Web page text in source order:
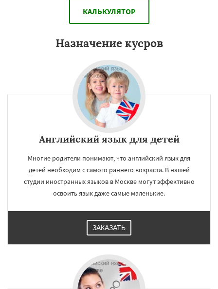
КАЛЬКУЛЯТОР
Назначение кусров
Английский язык для детей
Многие родители понимают, что английский язык для
детей необходим с самого раннего возраста. В нашей
студии иностранных языков в Москве могут эффективно
освоить язык даже самые маленькие.
ЗАКАЗАТЬ